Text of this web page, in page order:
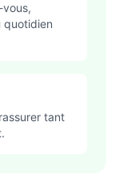
quotidien
tant